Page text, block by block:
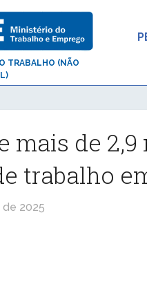
TRABALHO (NÃO
mais de
trabalho
2025